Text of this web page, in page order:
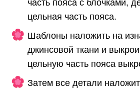
часть пояса с блочками,
цельная часть пояса.
Шаблоны наложить на
джинсовой ткани и
цельную часть пояса
Затем все детали